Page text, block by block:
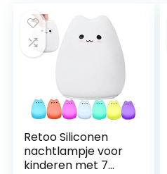
Retoo Siliconen
nachtlampje voor
kinderen met 7